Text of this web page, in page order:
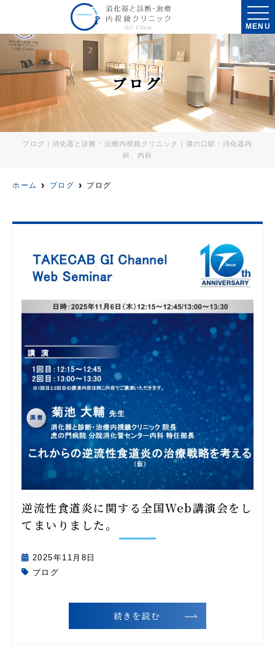
MENU
ブログ
ブログ｜消化器と診断・治療内視鏡クリニック｜溝の口駅・消化器内
科、内科
ホーム ブログ ブログ
逆流性食道炎に関する全国Web講演会をし
てまいりました。
2025年11月8日
ブログ
続きを読む